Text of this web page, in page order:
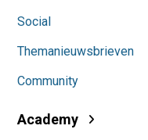
Social
Themanieuwsbrieven
Community
Academy